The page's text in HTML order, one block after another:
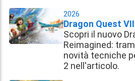
2026
Dragon Quest
Scopri il nuovo
Reimagined:
novità tecniche
2 nell'articolo.